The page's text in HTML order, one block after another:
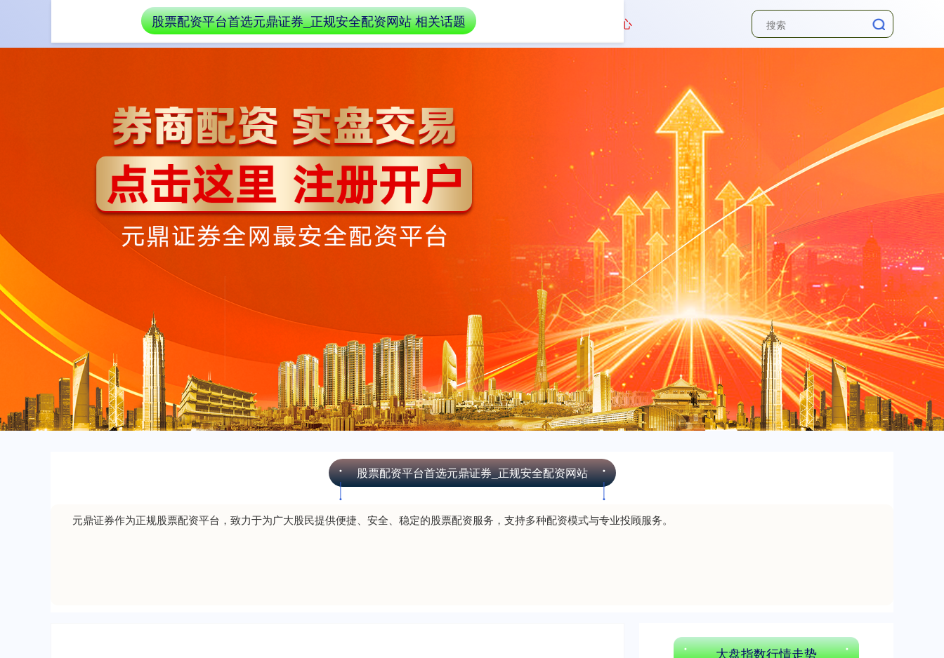
首页 正规配资平台介绍 实盘交易系统 财经新闻中心
股票配资平台首选元鼎证券_正规安全配资网站
元鼎证券作为正规股票配资平台，致力于为广大股民提供便捷、安全、稳定的股票配资服务，支持多种配资模式与专业投顾服务。
股票配资平台首选元鼎证券_正规安全配资网站 相关话题
大盘指数行情走势
深证成指 14110.12 -34.08 -0.24%
沪深300 4651.31 -6.85 -0.15%
北证50 1122.88 +3.42 +0.30%